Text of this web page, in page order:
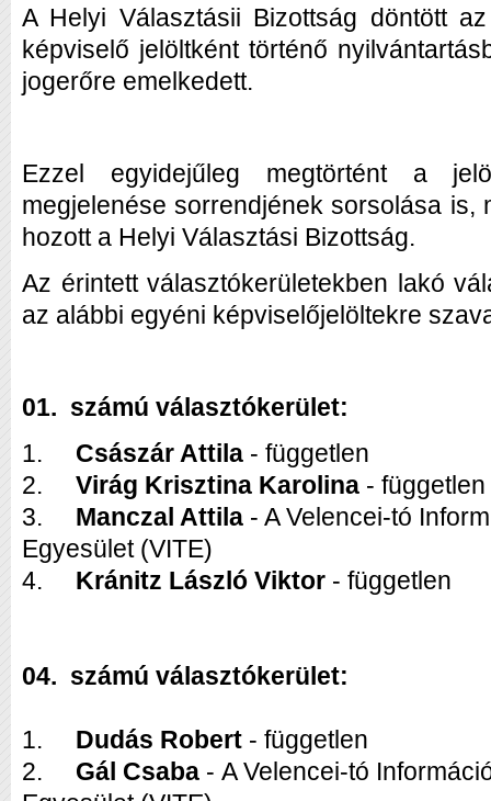
A Helyi Választásii Bizottság döntött
képviselő jelöltként történő
jogerőre emelkedett.
Ezzel egyidejűleg megtörtént a
megjelenése sorrendjének sorsolása is,
hozott a Helyi Választási Bizottság.
Az érintett választókerületekben lakó
az alábbi egyéni képviselőjelöltekre
01. számú választókerület:
1.
Császár Attila - független
2.
Virág Krisztina Karolina - független
3.
Manczal Attila - A Velencei-tó
Egyesület (VITE)
4. Kránitz László Viktor - független
04. számú választókerület:
1. Dudás Robert - független
2. Gál Csaba - A Velencei-tó